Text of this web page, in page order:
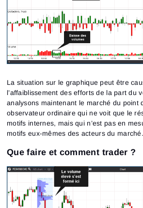
La situation sur le graphique peut être
l’affaiblissement des efforts de la part du
analysons maintenant le marché du point
observateur ordinaire qui ne voit que le
motifs internes, mais qui n’est pas en
motifs eux-mêmes des acteurs du marché.
Que faire et comment trader ?